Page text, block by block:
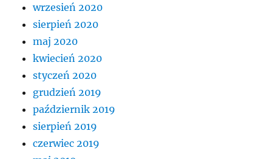
wrzesień 2020
sierpień 2020
maj 2020
kwiecień 2020
styczeń 2020
grudzień 2019
październik 2019
sierpień 2019
czerwiec 2019